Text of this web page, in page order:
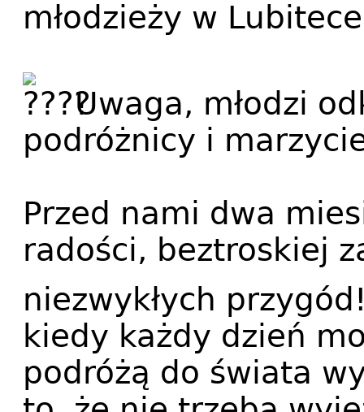
młodzieży w
Uwaga, młodzi
podróżnicy i
Przed nami dwa
radości, beztroskiej
niezwykłych
kiedy każdy dzień
podróżą do świata